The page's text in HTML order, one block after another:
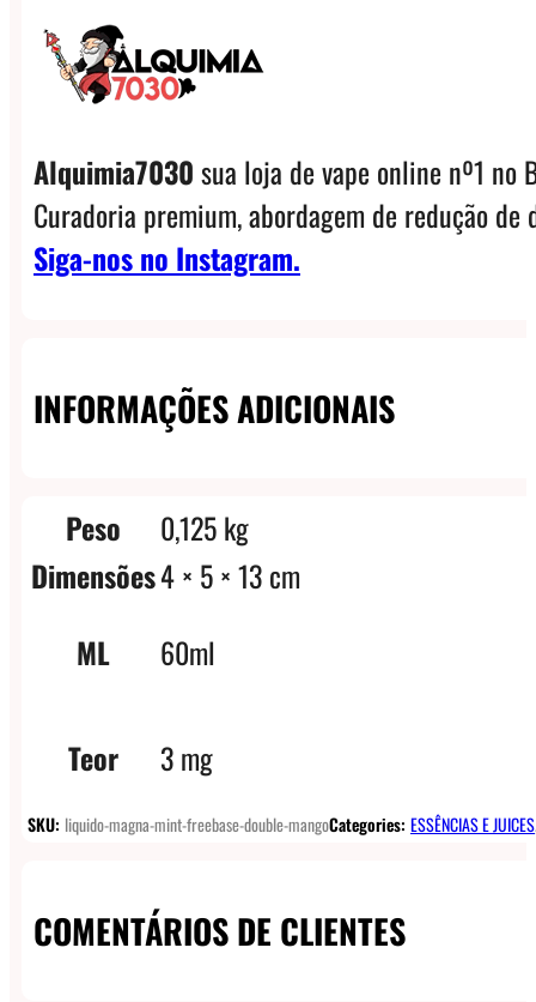
Alquimia7030sua loja de vape online nº1 no
Curadoria premium, abordagem de redução
Siga-nos no Instagram.
INFORMAÇÕES ADICIONAIS
Peso
0,125 kg
Dimensões4 × 5 × 13 cm
ML
60ml
Teor 3 mg
SKU: liquido-magna-mint-freebase-double-mangoCategories: ESSÊNCIAS E JUICES
COMENTÁRIOS DE CLIENTES